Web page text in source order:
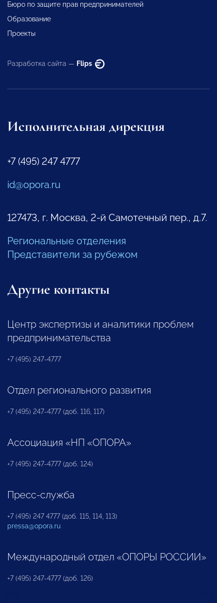
Бюро по защите прав предпринимателей
Образование
Проекты
Разработка сайта — Flips
Исполнительная дирекция
+7 (495) 247 4777
id@opora.ru
127473, г. Москва, 2-й Самотечный пер., д.7.
Региональные отделения
Представители за рубежом
Другие контакты
Центр экспертизы и аналитики проблем
предпринимательства
+7 (495) 247-4777
Отдел регионального развития
+7 (495) 247-4777 (доб. 116, 117)
Ассоциация «НП «ОПОРА»
+7 (495) 247-4777 (доб. 124)
Пресс-служба
+7 (495) 247 4777 (доб. 115, 114, 113)
pressa@opora.ru
Международный отдел «ОПОРЫ РОССИИ»
+7 (495) 247-4777 (доб. 126)